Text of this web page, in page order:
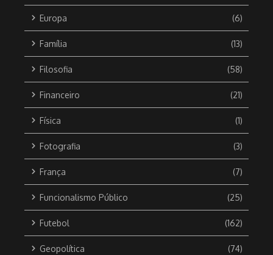
Europa (6)
Família (13)
Filosofia (58)
Financeiro (21)
Física (1)
Fotografia (3)
França (7)
Funcionalismo Público (25)
Futebol (162)
Geopolítica (74)